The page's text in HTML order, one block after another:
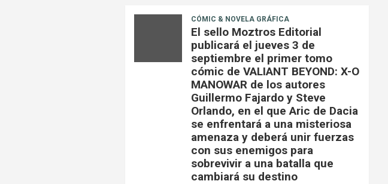
CÓMIC & NOVELA GRÁFICA
El sello Moztros Editorial
publicará el jueves 3 de
septiembre el primer tomo
cómic de VALIANT BEYOND: X-O
MANOWAR de los autores
Guillermo Fajardo y Steve
Orlando, en el que Aric de Dacia
se enfrentará a una misteriosa
amenaza y deberá unir fuerzas
con sus enemigos para
sobrevivir a una batalla que
cambiará su destino